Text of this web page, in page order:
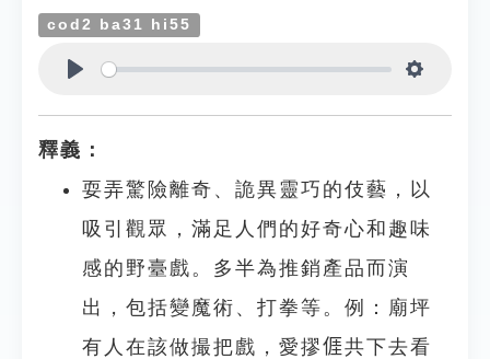
cod2 ba31 hi55
釋義：
耍弄驚險離奇、詭異靈巧的伎藝，以
吸引觀眾，滿足人們的好奇心和趣味
感的野臺戲。多半為推銷產品而演
出，包括變魔術、打拳等。例：廟坪
有人在該做撮把戲，愛摎𠊎共下去看